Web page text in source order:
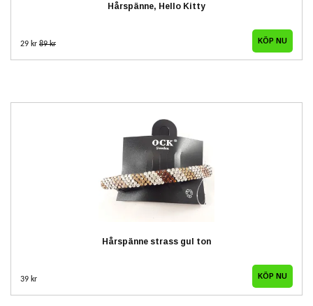
Hårspänne, Hello Kitty
29 kr 89 kr
Hårspänne strass gul ton
39 kr